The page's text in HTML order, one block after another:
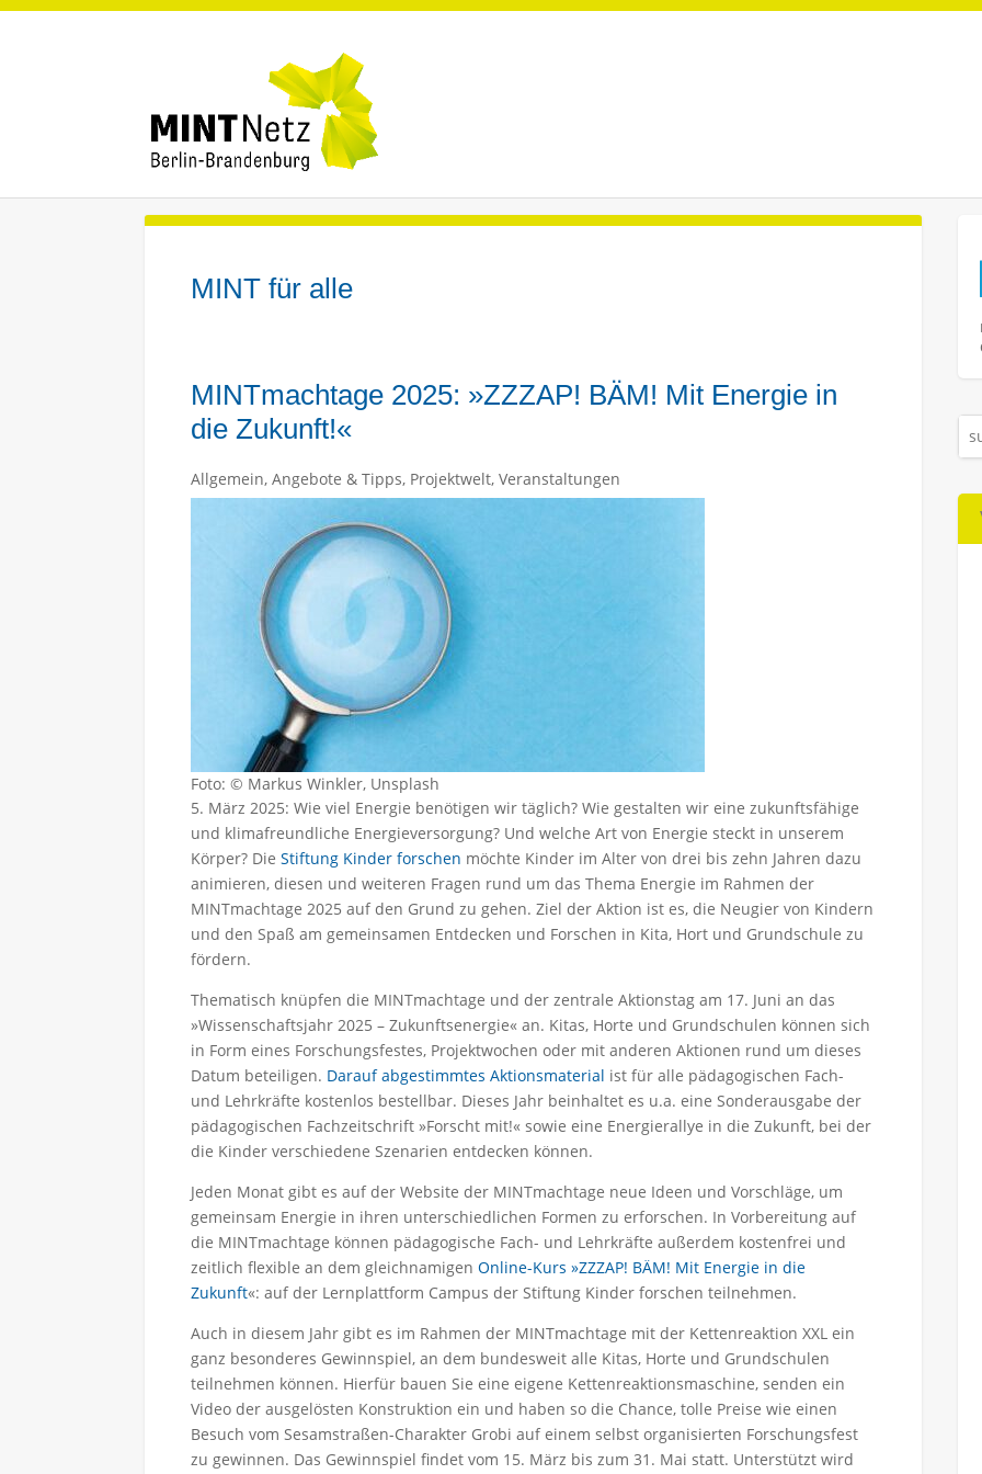
MINT für alle
MINTmachtage 2025: »ZZZAP! BÄM! Mit Energie in
die Zukunft!«
Allgemein, Angebote & Tipps, Projektwelt, Veranstaltungen
Foto: © Markus Winkler, Unsplash
5. März 2025: Wie viel Energie benötigen wir täglich? Wie gestalten wir eine zukunftsfähige
und klimafreundliche Energieversorgung? Und welche Art von Energie steckt in unserem
Körper? Die Stiftung Kinder forschen möchte Kinder im Alter von drei bis zehn Jahren dazu
animieren, diesen und weiteren Fragen rund um das Thema Energie im Rahmen der
MINTmachtage 2025 auf den Grund zu gehen. Ziel der Aktion ist es, die Neugier von Kindern
und den Spaß am gemeinsamen Entdecken und Forschen in Kita, Hort und Grundschule zu
fördern.
Thematisch knüpfen die MINTmachtage und der zentrale Aktionstag am 17. Juni an das
»Wissenschaftsjahr 2025 – Zukunftsenergie« an. Kitas, Horte und Grundschulen können sich
in Form eines Forschungsfestes, Projektwochen oder mit anderen Aktionen rund um dieses
Datum beteiligen. Darauf abgestimmtes Aktionsmaterial ist für alle pädagogischen Fach-
und Lehrkräfte kostenlos bestellbar. Dieses Jahr beinhaltet es u.a. eine Sonderausgabe der
pädagogischen Fachzeitschrift »Forscht mit!« sowie eine Energierallye in die Zukunft, bei der
die Kinder verschiedene Szenarien entdecken können.
Jeden Monat gibt es auf der Website der MINTmachtage neue Ideen und Vorschläge, um
gemeinsam Energie in ihren unterschiedlichen Formen zu erforschen. In Vorbereitung auf
die MINTmachtage können pädagogische Fach- und Lehrkräfte außerdem kostenfrei und
zeitlich flexible an dem gleichnamigen Online-Kurs »ZZZAP! BÄM! Mit Energie in die
Zukunft«: auf der Lernplattform Campus der Stiftung Kinder forschen teilnehmen.
Auch in diesem Jahr gibt es im Rahmen der MINTmachtage mit der Kettenreaktion XXL ein
ganz besonderes Gewinnspiel, an dem bundesweit alle Kitas, Horte und Grundschulen
teilnehmen können. Hierfür bauen Sie eine eigene Kettenreaktionsmaschine, senden ein
Video der ausgelösten Konstruktion ein und haben so die Chance, tolle Preise wie einen
Besuch vom Sesamstraßen-Charakter Grobi auf einem selbst organisierten Forschungsfest
zu gewinnen. Das Gewinnspiel findet vom 15. März bis zum 31. Mai statt. Unterstützt wird